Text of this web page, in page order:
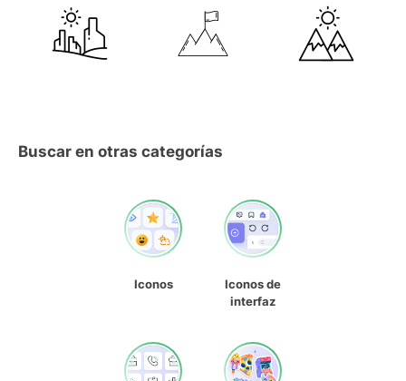
Buscar en otras categorías
Iconos
Iconos de
interfaz